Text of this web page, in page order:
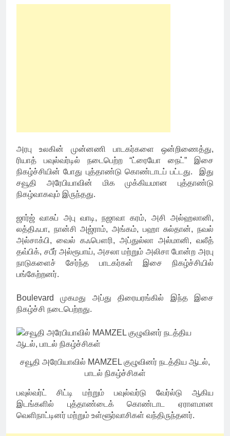
அரபு உலகின் முன்னணி பாடகர்களை ஒன்றிணைத்து,
ரியாத் பவுல்வர்டில் நடைபெற்ற “ட்ரையோ நைட்” இசை
நிகழ்ச்சியின் போது புத்தாண்டு கொண்டாடப் பட்டது. இது
சவூதி அரேபியாவின் மிக முக்கியமான புத்தாண்டு
நிகழ்வாகவும் இருந்தது.
ஜார்ஜ் வாசுப் அபு வாடி, நஜாவா கரம், அசி அல்ஹலானி,
லத்திஃபா, நான்சி அஜ்ராம், அங்கம், பஹா சுல்தான், நவல்
அல்சாக்பி, வைல் கஃபௌரி, அப்துல்லா அல்மானி, வலீத்
தவ்பிக், சபீர் அல்ரூபாய், அசலா மற்றும் அலிசா போன்ற அரபு
நாடுகளைச் சேர்ந்த பாடகர்கள் இசை நிகழ்ச்சியில்
பங்கேற்றனர்.
Boulevard முகமது அப்து திரையரங்கில் இந்த இசை
நிகழ்ச்சி நடைபெற்றது.
சவூதி அரேபியாவில் MAMZEL குழுவினர் நடத்திய ஆடல்,
பாடல் நிகழ்ச்சிகள்
பவுல்வர்ட் சிட்டி மற்றும் பவுல்வர்டு வேர்ல்டு ஆகிய
இடங்களில் புத்தாண்டைக் கொண்டாட ஏராளமான
வெளிநாட்டினர் மற்றும் உள்ளூர்வாசிகள் வந்திருந்தனர்.